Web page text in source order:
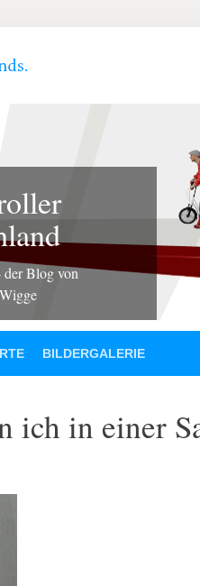
der Blog von
BILDERGALERIE
ich in einer